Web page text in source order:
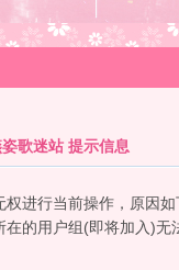
歌迷站 提示信息
权进行当前操作，原因如
在的用户组(即将加入)无